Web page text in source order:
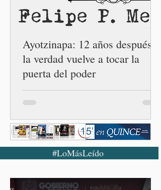
número 25 en el estado, la
cuarta en la c
Ayotzinapa: 12 años después,
la verdad vuelve a tocar la
puerta del poder
#LoMásLeído